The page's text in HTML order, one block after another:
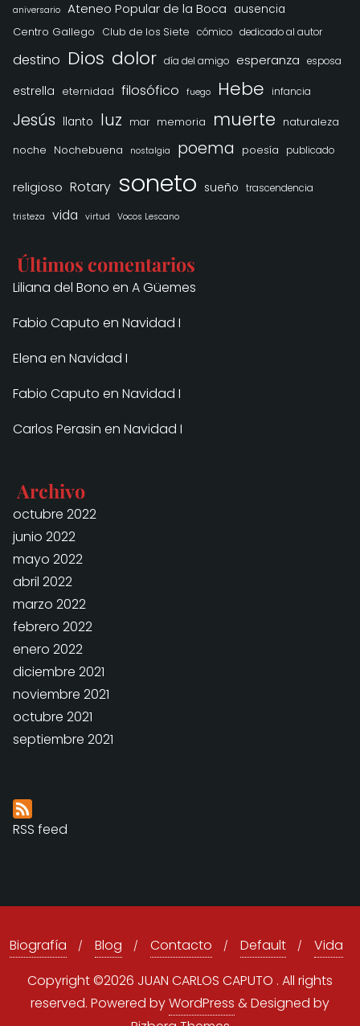
aniversario Ateneo Popular de la Boca ausencia
Centro Gallego
Club de los Siete cómico dedicado al autor
destino Dios dolor día del amigo esperanza esposa
estrella eternidad filosófico fuego Hebe infancia
Jesús llanto luz mar memoria muerte naturaleza
noche Nochebuena nostalgia poema poesía publicado
religioso Rotary soneto sueño trascendencia
tristeza vida virtud Vocos Lescano
Últimos comentarios
Liliana del Bono en A Güemes
Fabio Caputo en Navidad I
Elena en Navidad I
Fabio Caputo en Navidad I
Carlos Perasin en Navidad I
Archivo
octubre 2022
junio 2022
mayo 2022
abril 2022
marzo 2022
febrero 2022
enero 2022
diciembre 2021
noviembre 2021
octubre 2021
septiembre 2021
RSS feed
Biografía Blog Contacto Default
Vida
Copyright ©2026 JUAN CARLOS CAPUTO . All rights
reserved. Powered byWordPress &Designed by